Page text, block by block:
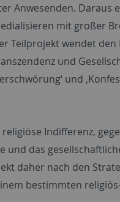
Anwesenden. Daraus
mit großer
Teilprojekt wendet
und
und
Indifferenz,
das
daher nach den
bestimmten